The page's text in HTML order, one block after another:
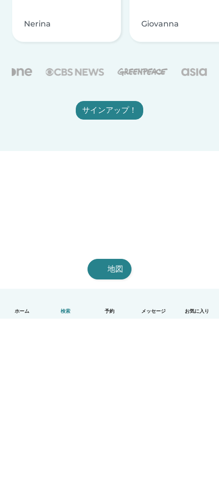
ホーム 検索 予約 メッセージ お気に入り
Nerina Giovanna
サインアップ！
地図